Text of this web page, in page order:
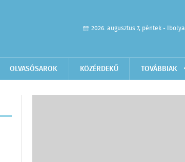
2026. augusztus 7, péntek - Ibolya
OLVASÓSAROK KÖZÉRDEKŰ TOVÁBBIAK